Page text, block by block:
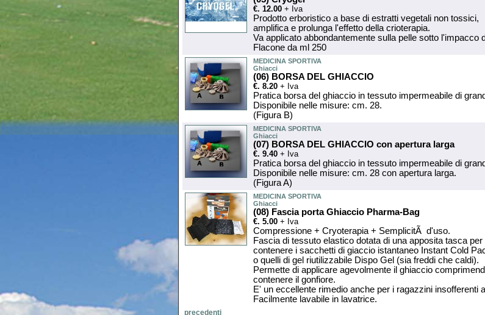
€. 12.00 + Iva
Prodotto erboristico a base di estratti vegetali non tossici,
amplifica e prolunga l'effetto della crioterapia.
Va applicato abbondantemente sulla pelle sotto l'impacco
Flacone da ml 250
MEDICINA SPORTIVA
Ghiacci
(06) BORSA DEL GHIACCIO
€. 8.20 + Iva
Pratica borsa del ghiaccio in tessuto impermeabile di
Disponibile nelle misure: cm. 28.
(Figura B)
MEDICINA SPORTIVA
Ghiacci
(07) BORSA DEL GHIACCIO con apertura larga
€. 9.40 + Iva
Pratica borsa del ghiaccio in tessuto impermeabile di
Disponibile nelle misure: cm. 28 con apertura larga.
(Figura A)
MEDICINA SPORTIVA
Ghiacci
(08) Fascia porta Ghiaccio Pharma-Bag
€. 5.00 + Iva
Compressione + Cryoterapia + SemplicitÃ d'uso.
Fascia di tessuto elastico dotata di una apposita tasca per
contenere i sacchetti di giaccio istantaneo Instant Cold
o quelli di gel riutilizzabile Dispo Gel (sia freddi che caldi).
Permette di applicare agevolmente il ghiaccio
contenere il gonfiore.
E' un eccellente rimedio anche per i ragazzini insofferenti
Facilmente lavabile in lavatrice.
precedenti